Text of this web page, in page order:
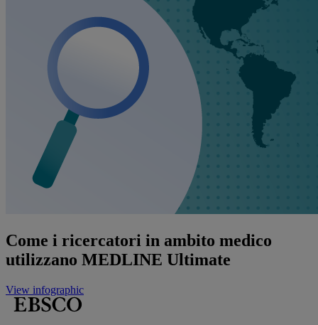
Come i ricercatori in ambito medico
utilizzano MEDLINE Ultimate
View infographic